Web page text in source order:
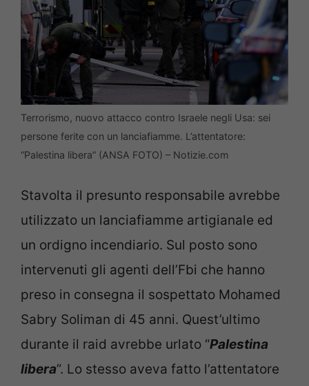
Terrorismo, nuovo attacco contro Israele negli Usa: sei
persone ferite con un lanciafiamme. L’attentatore:
“Palestina libera” (ANSA FOTO) – Notizie.com
Stavolta il presunto responsabile avrebbe
utilizzato un lanciafiamme artigianale ed
un ordigno incendiario. Sul posto sono
intervenuti gli agenti dell’Fbi che hanno
preso in consegna il sospettato Mohamed
Sabry Soliman di 45 anni. Quest’ultimo
durante il raid avrebbe urlato “Palestina
libera”. Lo stesso aveva fatto l’attentatore